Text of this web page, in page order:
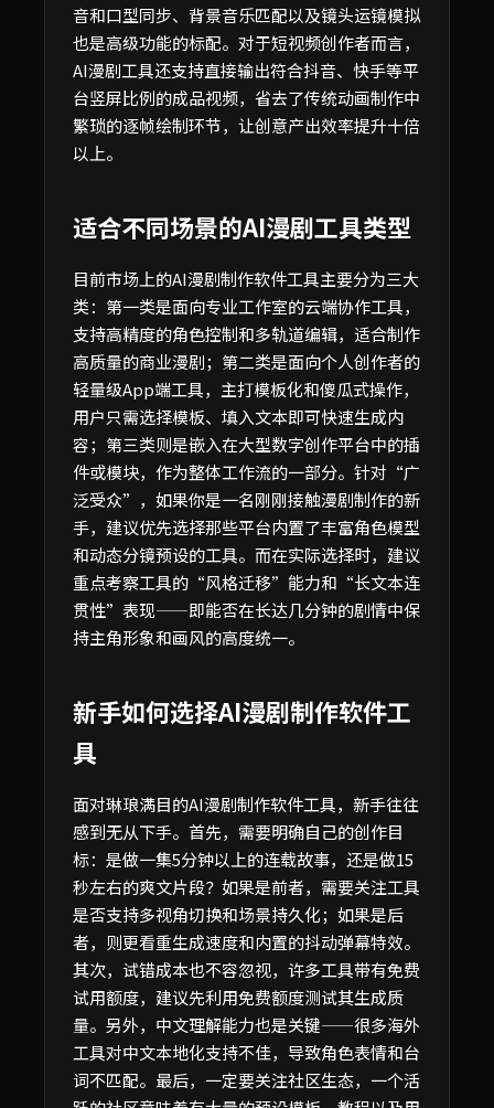
音和口型同步、背景音乐匹配以及镜头运镜模拟
也是高级功能的标配。对于短视频创作者而言，
AI漫剧工具还支持直接输出符合抖音、快手等平
台竖屏比例的成品视频，省去了传统动画制作中
繁琐的逐帧绘制环节，让创意产出效率提升十倍
以上。
适合不同场景的AI漫剧工具类型
目前市场上的AI漫剧制作软件工具主要分为三大
类：第一类是面向专业工作室的云端协作工具，
支持高精度的角色控制和多轨道编辑，适合制作
高质量的商业漫剧；第二类是面向个人创作者的
轻量级App端工具，主打模板化和傻瓜式操作，
用户只需选择模板、填入文本即可快速生成内
容；第三类则是嵌入在大型数字创作平台中的插
件或模块，作为整体工作流的一部分。针对“广
泛受众”，如果你是一名刚刚接触漫剧制作的新
手，建议优先选择那些平台内置了丰富角色模型
和动态分镜预设的工具。而在实际选择时，建议
重点考察工具的“风格迁移”能力和“长文本连
贯性”表现——即能否在长达几分钟的剧情中保
持主角形象和画风的高度统一。
新手如何选择AI漫剧制作软件工
具
面对琳琅满目的AI漫剧制作软件工具，新手往往
感到无从下手。首先，需要明确自己的创作目
标：是做一集5分钟以上的连载故事，还是做15
秒左右的爽文片段？如果是前者，需要关注工具
是否支持多视角切换和场景持久化；如果是后
者，则更看重生成速度和内置的抖动弹幕特效。
其次，试错成本也不容忽视，许多工具带有免费
试用额度，建议先利用免费额度测试其生成质
量。另外，中文理解能力也是关键——很多海外
工具对中文本地化支持不佳，导致角色表情和台
词不匹配。最后，一定要关注社区生态，一个活